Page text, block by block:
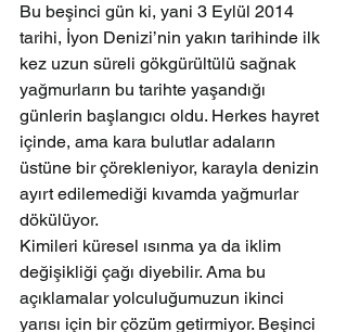
Bu beşinci gün ki, yani 3 Eylül 2014
tarihi, İyon Denizi’nin yakın tarihinde ilk
kez uzun süreli gökgürültülü sağnak
yağmurların bu tarihte yaşandığı
günlerin başlangıcı oldu. Herkes hayret
içinde, ama kara bulutlar adaların
üstüne bir çörekleniyor, karayla denizin
ayırt edilemediği kıvamda yağmurlar
dökülüyor.
Kimileri küresel ısınma ya da iklim
değişikliği çağı diyebilir. Ama bu
açıklamalar yolculuğumuzun ikinci
yarısı için bir çözüm getirmiyor. Beşinci